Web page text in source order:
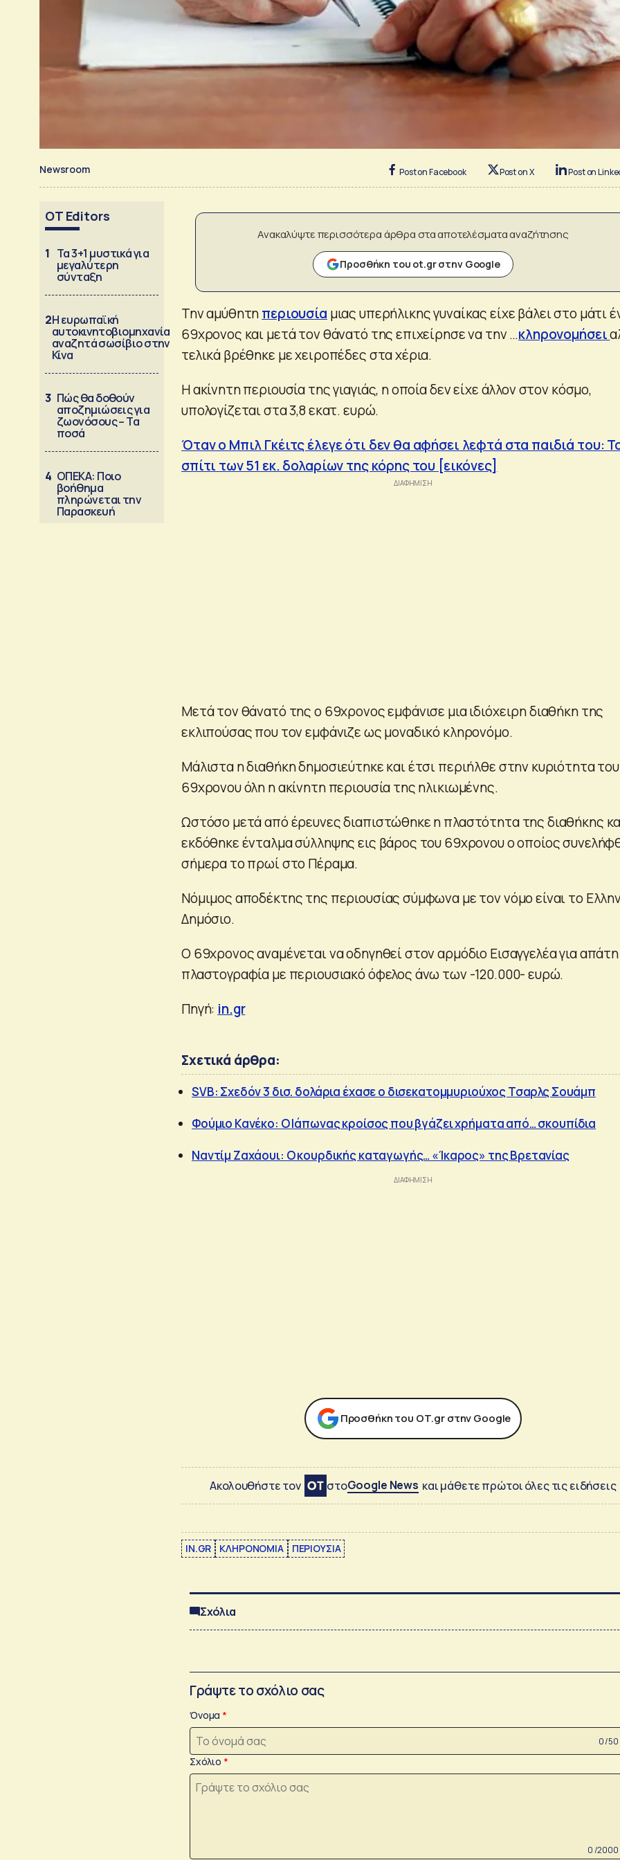
Newsroom Post on Facebook Post on X Post on
OT Editors
1 Τα 3+1 μυστικά για
μεγαλύτερη
σύνταξη
2Η ευρωπαϊκή
αυτοκινητοβιομηχανία
αναζητά σωσίβιο στην
Κίνα
3 Πώς θα δοθούν
αποζημιώσεις για
ζωονόσους – Τα
ποσά
4 ΟΠΕΚΑ: Ποιο
βοήθημα
πληρώνεται την
Παρασκευή
Ανακαλύψτε περισσότερα άρθρα στα αποτελέσματα αναζήτησης
Προσθήκη του ot.gr στην Google
Την αμύθητηπεριουσία μιας υπερήλικης γυναίκας είχε βάλει στο μάτι
69χρονος και μετά τον θάνατό της επιχείρησε να την …κληρονομήσει
τελικά βρέθηκε με χειροπέδες στα χέρια.
Η ακίνητη περιουσία της γιαγιάς, η οποία δεν είχε άλλον στον κόσμο,
υπολογίζεται στα 3,8 εκατ. ευρώ.
Όταν ο Μπιλ Γκέιτς έλεγε ότι δεν θα αφήσει λεφτά στα παιδιά του:
σπίτι των 51 εκ. δολαρίων της κόρης του [εικόνες]
Μετά τον θάνατό της ο 69χρονος εμφάνισε μια ιδιόχειρη διαθήκη της
εκλιπούσας που τον εμφάνιζε ως μοναδικό κληρονόμο.
Μάλιστα η διαθήκη δημοσιεύτηκε και έτσι περιήλθε στην κυριότητα του
69χρονου όλη η ακίνητη περιουσία της ηλικιωμένης.
Ωστόσο μετά από έρευνες διαπιστώθηκε η πλαστότητα της διαθήκης
εκδόθηκε ένταλμα σύλληψης εις βάρος του 69χρονου ο οποίος
σήμερα το πρωί στο Πέραμα.
Νόμιμος αποδέκτης της περιουσίας σύμφωνα με τον νόμο είναι το
Δημόσιο.
Ο 69χρονος αναμένεται να οδηγηθεί στον αρμόδιο Εισαγγελέα για απάτη
πλαστογραφία με περιουσιακό όφελος άνω των -120.000- ευρώ.
Πηγή: in.gr
Σχετικά άρθρα:
SVB: Σχεδόν 3 δισ. δολάρια έχασε ο δισεκατομμυριούχος Τσαρλς Σουάμπ
Φούμιο Κανέκο: Ο Ιάπωνας κροίσος που βγάζει χρήματα από… σκουπίδια
Ναντίμ Ζαχάουι: Ο κουρδικής καταγωγής… «Ίκαρος» της Βρετανίας
Προσθήκη του ΟΤ.gr στην Google
Ακολουθήστε τον στοGoogle News και μάθετε πρώτοι όλες τις ειδήσεις
IN.GR ΚΛΗΡΟΝΟΜΙΑ ΠΕΡΙΟΥΣΙΑ
Σχόλια
Γράψτε το σχόλιο σας
Όνομα
0 /50
Σχόλιο
0 /2000